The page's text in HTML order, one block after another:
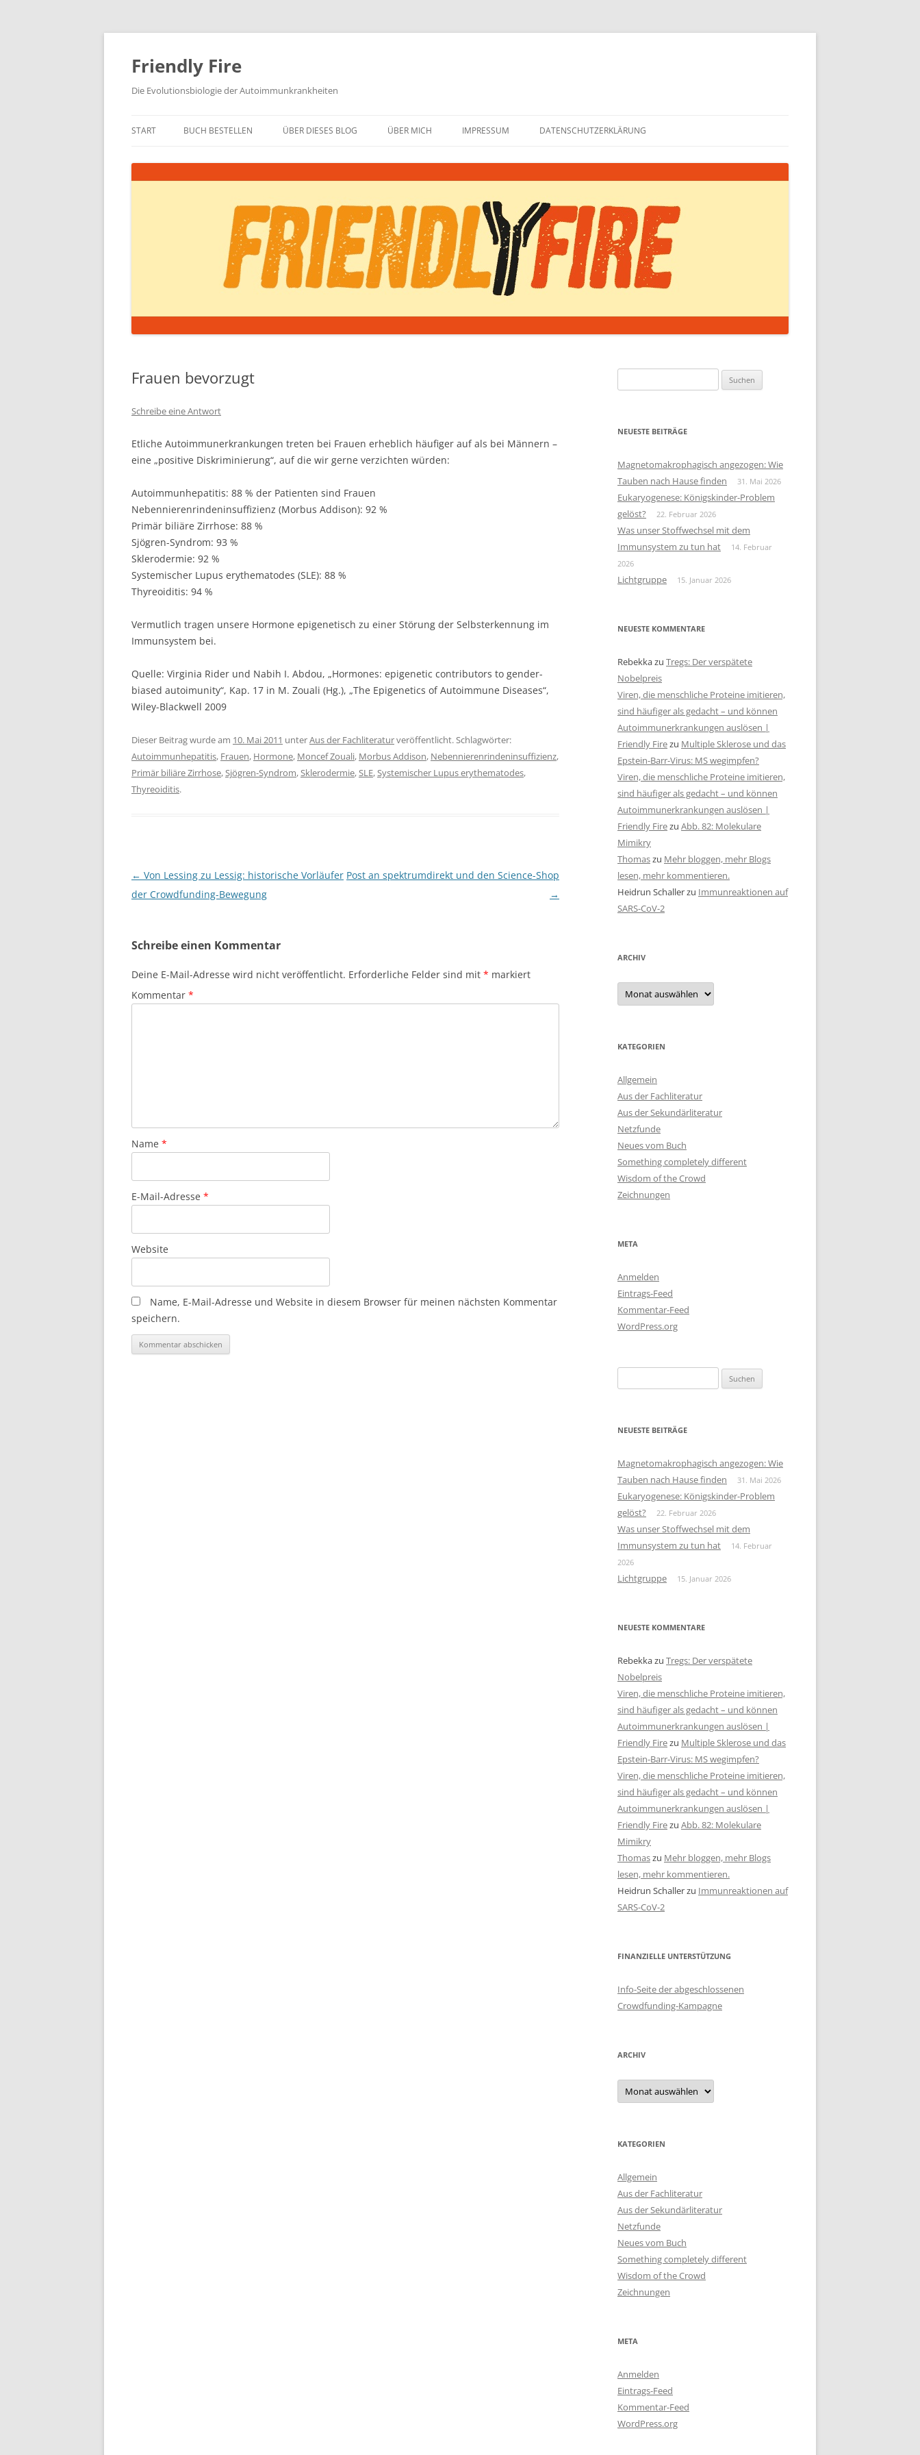
Zum
springen
Friendly Fire
Die Evolutionsbiologie der Autoimmunkrankheiten
START BUCH BESTELLEN ÜBER DIESES BLOG ÜBER MICH IMPRESSUM DATENSCHUTZERKLÄRUNG
Frauen bevorzugt
Schreibe eine Antwort
Etliche Autoimmunerkrankungen treten bei Frauen erheblich häufiger auf als bei Männern –
eine „positive Diskriminierung“, auf die wir gerne verzichten würden:
Autoimmunhepatitis: 88 % der Patienten sind Frauen
Nebennierenrindeninsuffizienz (Morbus Addison): 92 %
Primär biliäre Zirrhose: 88 %
Sjögren-Syndrom: 93 %
Sklerodermie: 92 %
Systemischer Lupus erythematodes (SLE): 88 %
Thyreoiditis: 94 %
Vermutlich tragen unsere Hormone epigenetisch zu einer Störung der Selbsterkennung im
Immunsystem bei.
Quelle: Virginia Rider und Nabih I. Abdou, „Hormones: epigenetic contributors to gender-
biased autoimunity“, Kap. 17 in M. Zouali (Hg.), „The Epigenetics of Autoimmune Diseases“,
Wiley-Blackwell 2009
Dieser Beitrag wurde am 10. Mai 2011 unterAus der Fachliteraturveröffentlicht. Schlagwörter:
Autoimmunhepatitis, Frauen, Hormone, Moncef Zouali, Morbus Addison, Nebennierenrindeninsuffizienz,
Primär biliäre Zirrhose,Sjögren-Syndrom,Sklerodermie,SLE,Systemischer Lupus erythematodes,
Thyreoiditis.
Beitragsnavigation
← Von Lessing zu Lessig: historische Vorläufer
der Crowdfunding-Bewegung
Post an spektrumdirekt und den Science-Shop
→
Schreibe einen Kommentar
Deine E-Mail-Adresse wird nicht veröffentlicht. Erforderliche Felder sind mit * markiert
Kommentar *
Name *
E-Mail-Adresse *
Website
Name, E-Mail-Adresse und Website in diesem Browser für meinen nächsten Kommentar
speichern.
nach:
NEUESTE BEITRÄGE
Magnetomakrophagisch angezogen: Wie
Tauben nach Hause finden
31. Mai 2026
Eukaryogenese: Königskinder-Problem
gelöst?
22. Februar 2026
Was unser Stoffwechsel mit dem
Immunsystem zu tun hat
14. Februar
2026
Lichtgruppe 15. Januar 2026
NEUESTE KOMMENTARE
Rebekkazu Tregs: Der verspätete
Nobelpreis
Viren, die menschliche Proteine imitieren,
sind häufiger als gedacht – und können
Autoimmunerkrankungen auslösen |
Friendly Firezu Multiple Sklerose und das
Epstein-Barr-Virus: MS wegimpfen?
Viren, die menschliche Proteine imitieren,
sind häufiger als gedacht – und können
Autoimmunerkrankungen auslösen |
Friendly Firezu Abb. 82: Molekulare
Mimikry
Thomaszu Mehr bloggen, mehr Blogs
lesen, mehr kommentieren.
Heidrun Schallerzu Immunreaktionen auf
SARS-CoV-2
ARCHIV
Archiv
KATEGORIEN
Allgemein
Aus der Fachliteratur
Aus der Sekundärliteratur
Netzfunde
Neues vom Buch
Something completely different
Wisdom of the Crowd
Zeichnungen
META
Anmelden
Eintrags-Feed
Kommentar-Feed
WordPress.org
nach:
NEUESTE BEITRÄGE
Magnetomakrophagisch angezogen: Wie
Tauben nach Hause finden
31. Mai 2026
Eukaryogenese: Königskinder-Problem
gelöst?
22. Februar 2026
Was unser Stoffwechsel mit dem
Immunsystem zu tun hat
14. Februar
2026
Lichtgruppe 15. Januar 2026
NEUESTE KOMMENTARE
Rebekkazu Tregs: Der verspätete
Nobelpreis
Viren, die menschliche Proteine imitieren,
sind häufiger als gedacht – und können
Autoimmunerkrankungen auslösen |
Friendly Firezu Multiple Sklerose und das
Epstein-Barr-Virus: MS wegimpfen?
Viren, die menschliche Proteine imitieren,
sind häufiger als gedacht – und können
Autoimmunerkrankungen auslösen |
Friendly Firezu Abb. 82: Molekulare
Mimikry
Thomaszu Mehr bloggen, mehr Blogs
lesen, mehr kommentieren.
Heidrun Schallerzu Immunreaktionen auf
SARS-CoV-2
FINANZIELLE UNTERSTÜTZUNG
Info-Seite der abgeschlossenen
Crowdfunding-Kampagne
ARCHIV
Archiv
KATEGORIEN
Allgemein
Aus der Fachliteratur
Aus der Sekundärliteratur
Netzfunde
Neues vom Buch
Something completely different
Wisdom of the Crowd
Zeichnungen
META
Anmelden
Eintrags-Feed
Kommentar-Feed
WordPress.org